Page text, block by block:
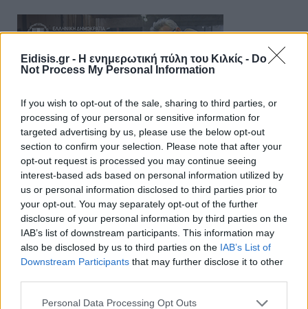
Eidisis.gr - Η ενημερωτική πύλη του Κιλκίς - Do
Not Process My Personal Information
If you wish to opt-out of the sale, sharing to third parties, or
processing of your personal or sensitive information for
targeted advertising by us, please use the below opt-out
section to confirm your selection. Please note that after your
opt-out request is processed you may continue seeing
interest-based ads based on personal information utilized by
us or personal information disclosed to third parties prior to
your opt-out. You may separately opt-out of the further
disclosure of your personal information by third parties on the
IAB’s list of downstream participants. This information may
also be disclosed by us to third parties on the IAB’s List of
Downstream Participants that may further disclose it to other
Personal Data Processing Opt Outs